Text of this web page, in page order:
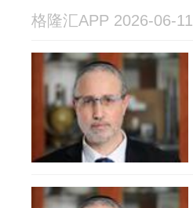
格隆汇APP 2026-06-11